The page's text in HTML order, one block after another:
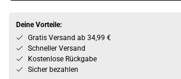
Deine Vorteile:
Gratis Versand ab 34,99 €
Schneller Versand
Kostenlose Rückgabe
Sicher bezahlen